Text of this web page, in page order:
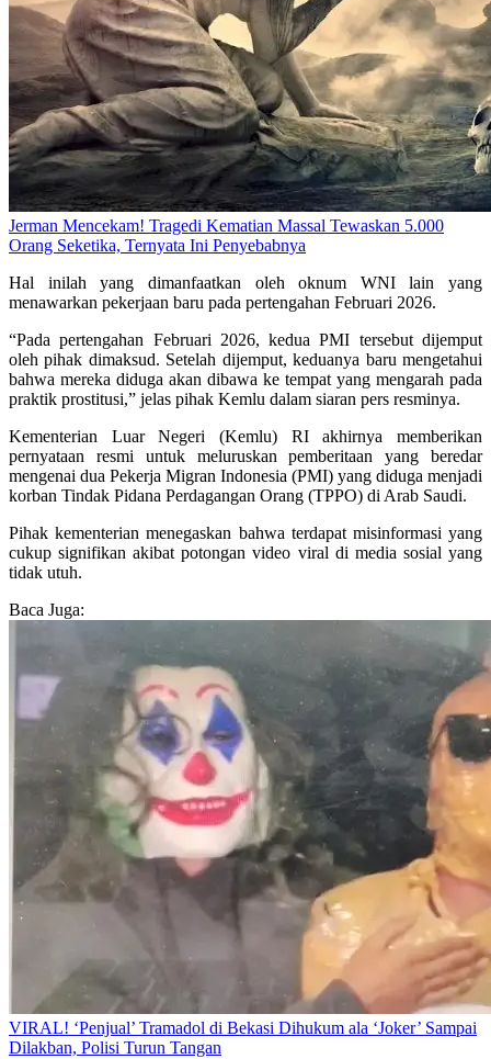
Jerman Mencekam! Tragedi Kematian Massal Tewaskan 5.000
Orang Seketika, Ternyata Ini Penyebabnya
Hal inilah yang dimanfaatkan oleh oknum WNI lain yang
menawarkan pekerjaan baru pada pertengahan Februari 2026.
“Pada pertengahan Februari 2026, kedua PMI tersebut dijemput
oleh pihak dimaksud. Setelah dijemput, keduanya baru mengetahui
bahwa mereka diduga akan dibawa ke tempat yang mengarah pada
praktik prostitusi,” jelas pihak Kemlu dalam siaran pers resminya.
Kementerian Luar Negeri (Kemlu) RI akhirnya memberikan
pernyataan resmi untuk meluruskan pemberitaan yang beredar
mengenai dua Pekerja Migran Indonesia (PMI) yang diduga menjadi
korban Tindak Pidana Perdagangan Orang (TPPO) di Arab Saudi.
Pihak kementerian menegaskan bahwa terdapat misinformasi yang
cukup signifikan akibat potongan video viral di media sosial yang
tidak utuh.
Baca Juga:
VIRAL! ‘Penjual’ Tramadol di Bekasi Dihukum ala ‘Joker’ Sampai
Dilakban, Polisi Turun Tangan